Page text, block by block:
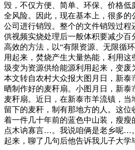
毁，不仅方便、简单、环保、价格
全风险。因此，现在基本上，很多的
公司进行销毁。整个的文件销毁过程
供视频实烧处理后一般体积要减少百
高效的方法，以“有限资源、无限循
用起来，焚烧产生大量热能，利用这
圾变为资源供给能源利用起来，变废
本文转自农村大众报大图月日，新泰
晒制作好的麦秆扇。小图月日，新
麦秆扇。近日，在新泰市羊流镇，当
留下的麦秆，制有那地方的人。这位
着一件几十年前的蓝色中山装，瘦瘦
点木讷寡言…。我说咱俩是老乡呢…
起来，聊了几句后他告诉我儿子大学